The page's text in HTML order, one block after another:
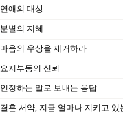
연애의 대상
분별의 지혜
마음의 우상을 제거하라
요지부동의 신뢰
인정하는 말로 보내는 응답
결혼 서약, 지금 얼마나 지키고 있